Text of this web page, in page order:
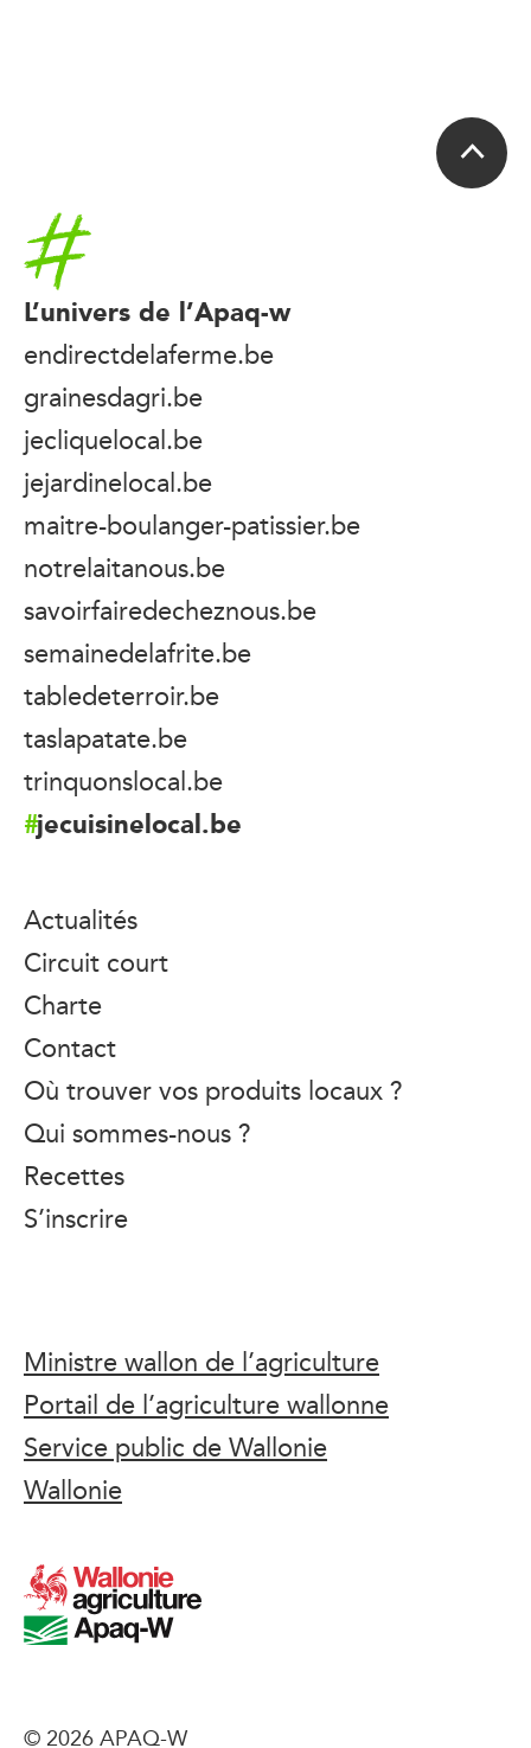
Accueil
L’univers de l’Apaq-w
endirectdelaferme.be
grainesdagri.be
jecliquelocal.be
jejardinelocal.be
maitre-boulanger-patissier.be
notrelaitanous.be
savoirfairedecheznous.be
semainedelafrite.be
tabledeterroir.be
taslapatate.be
trinquonslocal.be
jecuisinelocal.be
Actualités
Circuit court
Charte
Contact
Où trouver vos produits locaux ?
Qui sommes-nous ?
Recettes
S’inscrire
Ministre wallon de l’agriculture
Portail de l’agriculture wallonne
Service public de Wallonie
Wallonie
© 2026 APAQ-W